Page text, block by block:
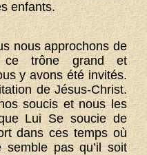
enfants.
nous approchons de
trône grand et
y avons été invités.
de Jésus-Christ.
soucis et nous les
Lui Se soucie de
dans ces temps où
pas qu’il soit